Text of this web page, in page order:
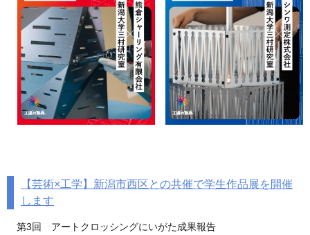
【芸術×工学】新潟市西区との共催で学生作品展を開催
します
第3回 アートクロッシングにいがた成果報告